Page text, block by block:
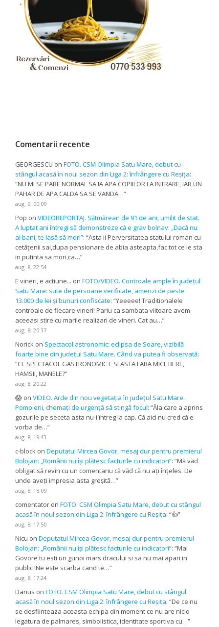
Comentarii recente
GEORGESCU onFOTO. CSM Olimpia Satu Mare, debut cu
stângul acasă în noul sezon din Liga 2: înfrângere cu Reșița:
“NU MI SE PARE NORMAL SA IA APA COPIILOR LA INTRARE, IAR UN
PAHAR DE APA CALDA SA SE VANDA…”
aug. 9, 00:09
Pop onVIDEOREPORTAJ. Sătmărean de 91 de ani, umilit de stat.
A luptat ani întregi să demonstreze că e grav bolnav: „Dacă nu
ai bani, te lasă să mori”: “Asta ii Perversitatea statului roman cu
cetățenii sai,dupa pensionare de abia asteapta,fac tot ce le sta
in putinta sa mori,ca…”
aug. 8, 22:54
E vineri, e actiune... onFOTO/VIDEO. Controale ample în județul
Satu Mare: sute de persoane verificate, amenzi de peste
13.000 de lei și bunuri confiscate: “Yeeeee! Traditionalele
controale de fiecare vineri! Pariu ca sambata viitoare avem
aceeasi stire cu marile realizari de vineri. Cat au…”
aug. 8, 20:37
Norick on Spectacol astronomic: eclipsa de Soare, vizibilă
foarte bine din județul Satu Mare. Când va putea fi observată:
“CE SPECTACOL GASTRONOMIC E SI ASTA FARA MICI, BERE,
HAMSII, MANELE?”
aug. 8, 20:22
😱 onVIDEO. Arde din nou vegetația în județul Satu Mare.
Pompierii, chemați de urgență să stingă focul: “Ăla care a aprins
gozurile pe seceta asta nu-i întreg la cap. Că aici nu cred că e
vorba de…”
aug. 8, 19:43
c-block onDeputatul Mircea Govor, mesaj dur pentru premierul
Bolojan: „Românii nu își plătesc facturile cu indicatori”: “Mă văd
obligat să revin cu un comentariu că văd că nu ați înțeles. De
unde aveți impresia asta greșită…”
aug. 8, 18:09
comentator onFOTO. CSM Olimpia Satu Mare, debut cu stângul
acasă în noul sezon din Liga 2: înfrângere cu Reșița: “👍”
aug. 8, 17:50
Nicu onDeputatul Mircea Govor, mesaj dur pentru premierul
Bolojan: „Românii nu își plătesc facturile cu indicatori”: “Mai
Govore tu esti un gunoi mars dracului si sa nu mai apari in
public !Ne este scarba cand te…”
aug. 8, 17:24
Darius onFOTO. CSM Olimpia Satu Mare, debut cu stângul
acasă în noul sezon din Liga 2: înfrângere cu Reșița: “De ce nu
se desfiinteaza aceasta echipa din moment ce nu are nicio
legatura de palmares, simbolistica, identitate sportiva cu…”